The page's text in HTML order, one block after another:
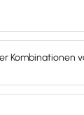
Einwilligung
wenn es
Namen,
Kfz-